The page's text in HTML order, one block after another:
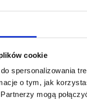
cookie
spersonalizowania
o tym, jak
mogą
24 oceny
+